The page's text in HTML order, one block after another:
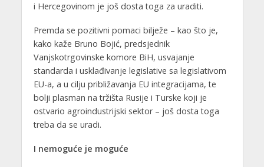
i Hercegovinom je još dosta toga za uraditi.
Premda se pozitivni pomaci bilježe – kao što je,
kako kaže Bruno Bojić, predsjednik
Vanjskotrgovinske komore BiH, usvajanje
standarda i usklađivanje legislative sa legislativom
EU-a, a u cilju približavanja EU integracijama, te
bolji plasman na tržišta Rusije i Turske koji je
ostvario agroindustrijski sektor – još dosta toga
treba da se uradi.
I nemoguće je moguće